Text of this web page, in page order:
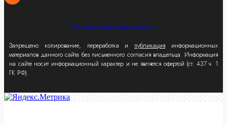
Политика конфиденциальности
Запрещено копирование, переработка и публикация информационных
материалов данного сайта без письменного согласия владельца. Информация
на сайте носит информационный характер и не является офертой (ст. 437 ч. 1
ГК РФ).